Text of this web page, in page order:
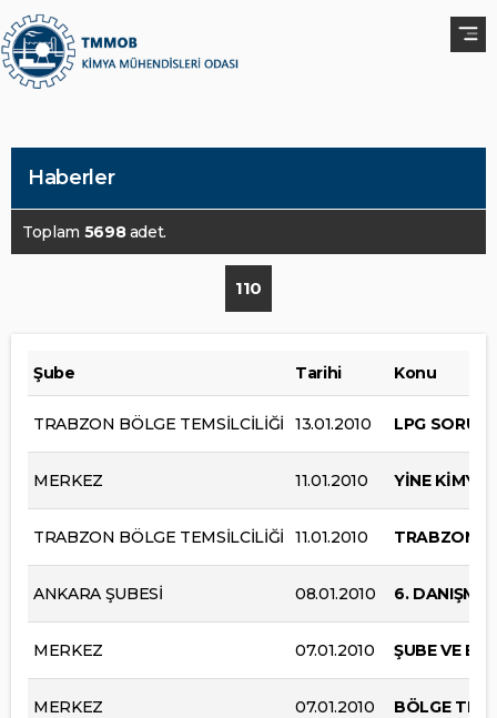
Haberler
Toplam 5698adet.
110
Şube Tarihi Konu
TRABZON BÖLGE TEMSİLCİLİĞİ 13.01.2010 LPG
MERKEZ 11.01.2010 YİNE
TRABZON BÖLGE TEMSİLCİLİĞİ 11.01.2010 TRABZON
ANKARA ŞUBESİ 08.01.2010 6. DANIŞMA
MERKEZ 07.01.2010 ŞUBE VE
MERKEZ 07.01.2010 BÖLGE